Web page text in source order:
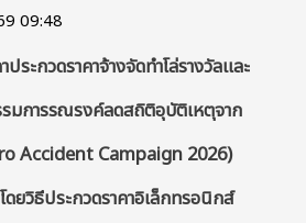
09:48
ระกวดราคาจ้างจัดทำโล่รางวัลและ
มการรณรงค์ลดสถิติอุบัติเหตุจาก
Accident Campaign 2026)
ยวิธีประกวดราคาอิเล็กทรอนิกส์